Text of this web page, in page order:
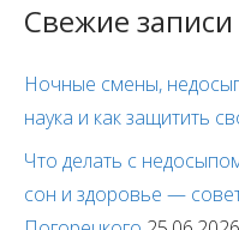
Свежие записи
Ночные смены,
наука и как защитить
Что делать с
сон и здоровье —